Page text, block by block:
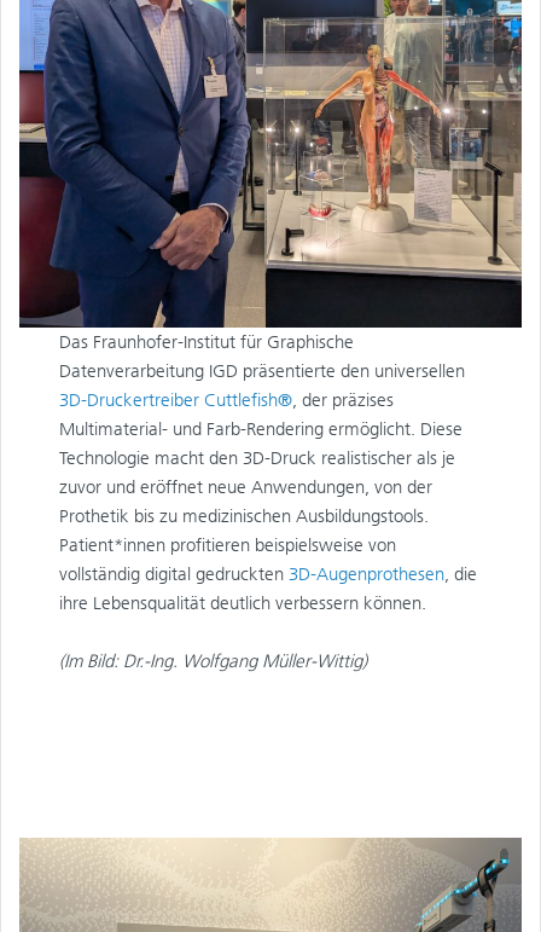
Das Fraunhofer-Institut für Graphische
Datenverarbeitung IGD präsentierte den universellen
3D-Druckertreiber Cuttlefish®, der präzises
Multimaterial- und Farb-Rendering ermöglicht. Diese
Technologie macht den 3D-Druck realistischer als je
zuvor und eröffnet neue Anwendungen, von der
Prothetik bis zu medizinischen Ausbildungstools.
Patient*innen profitieren beispielsweise von
vollständig digital gedruckten3D-Augenprothesen, die
ihre Lebensqualität deutlich verbessern können.
(Im Bild: Dr.-Ing. Wolfgang Müller-Wittig)